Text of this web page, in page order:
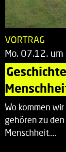
VORTRAG
Mo. 07.12.
Wo kommen
gehören zu
Menschheit.…